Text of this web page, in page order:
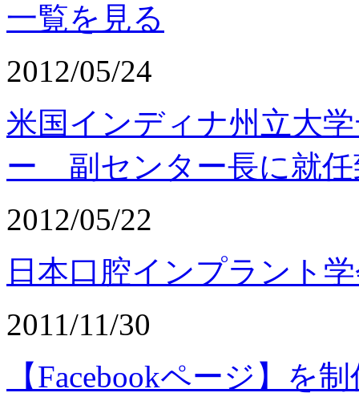
一覧を見る
2012/05/24
米国インディナ州立大
ー 副センター長に就任
2012/05/22
日本口腔インプラント
2011/11/30
【Facebookページ】を